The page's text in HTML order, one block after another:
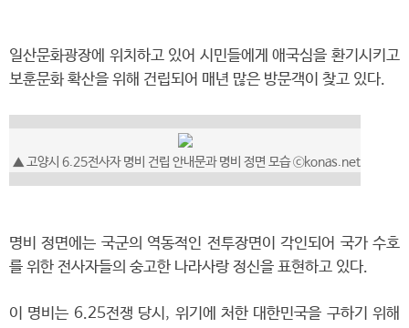
일산문화광장에 위치하고 있어 시민들에게 애국심을 환기시키고
보훈문화 확산을 위해 건립되어 매년 많은 방문객이 찾고 있다.
▲ 고양시 6.25전사자 명비 건립 안내문과 명비 정면 모습 ⓒkonas.net
명비 정면에는 국군의 역동적인 전투장면이 각인되어 국가 수호
를 위한 전사자들의 숭고한 나라사랑 정신을 표현하고 있다.
이 명비는 6.25전쟁 당시, 위기에 처한 대한민국을 구하기 위해